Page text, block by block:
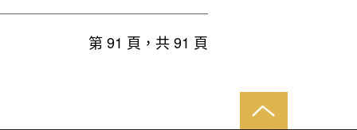
第 91 頁，共 91 頁